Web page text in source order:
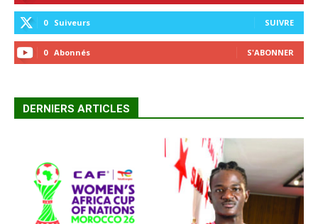
0 Suiveurs SUIVRE
0 Abonnés S'ABONNER
DERNIERS ARTICLES